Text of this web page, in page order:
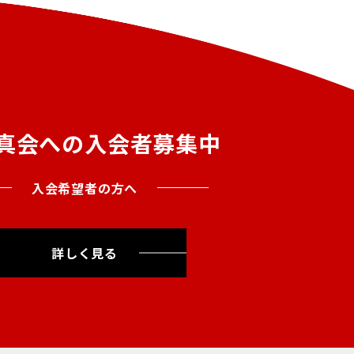
会への入会者募集中
入会希望者の方へ
詳しく見る